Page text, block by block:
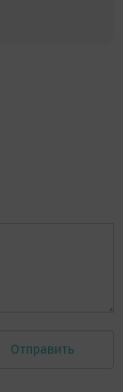
Отправить